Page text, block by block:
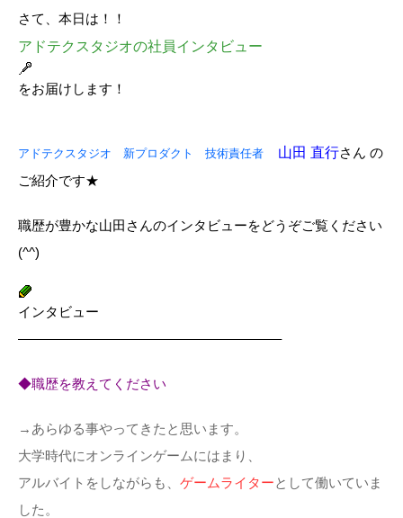
さて、本日は！！
アドテクスタジオの社員インタビュー
をお届けします！
アドテクスタジオ 新プロダクト 技術責任者 山田 直行さん の
ご紹介です★
職歴が豊かな山田さんのインタビューをどうぞご覧ください
(^^)
インタビュー
———————————————————–
◆職歴を教えてください
→あらゆる事やってきたと思います。
大学時代にオンラインゲームにはまり、
アルバイトをしながらも、 ゲームライターとして働いていま
した。